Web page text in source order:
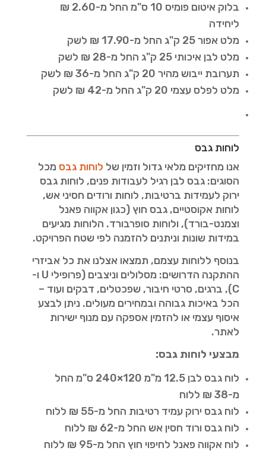
בלוק איטום פומיס 10 ס"מ החל מ-2.60 ₪
ליחידה
מלט אפור 25 ק"ג החל מ-17.90 ₪ לשק
מלט לבן איכותי 25 ק"ג החל מ-28 ₪ לשק
תערובת ייבוש מהיר 20 ק"ג החל מ-36 ₪ לשק
מלט לפלס עצמי 20 ק"ג החל מ-42 ₪ לשק
לוחות גבס
אנו מחזיקים מלאי גדול וזמין של לוחות גבס מכל
הסוגים: גבס לבן רגיל לעבודות פנים, לוחות גבס
ירוק לעמידות ברטיבות, לוחות ורודים חסיני אש,
לוחות אקוסטיים, גבס חוץ (כגון אקווה פאנל
וצמנט-בורד), ולוחות סופרבורד. הלוחות מגיעים
במידות שונות וניתנים להזמנה לפי שטח הפרויקט.
בנוסף ללוחות עצמם, תמצאו אצלנו את כל אביזרי
ההתקנה הדרושים: מסלולים וניצבים (פרופילי U ו-
C), ברגים, סרטי חיבור, שפכטלים, דבקים ועוד –
הכל באיכות גבוהה ובמחירים מעולים. ניתן לבצע
איסוף עצמי או להזמין אספקה עם מנוף ישירות
לאתר.
מבצעי לוחות גבס:
לוח גבס לבן 12.5 מ"מ 120×240 ס"מ החל
מ-38 ₪ ללוח
לוח גבס ירוק עמיד רטיבות החל מ-55 ₪ ללוח
לוח גבס ורוד חסין אש החל מ-62 ₪ ללוח
לוח אקווה פאנל לחיפוי חוץ החל מ-95 ₪ ללוח